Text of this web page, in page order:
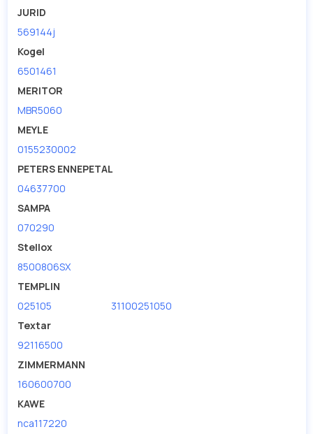
JURID
569144j
Kogel
6501461
MERITOR
MBR5060
MEYLE
0155230002
PETERS ENNEPETAL
04637700
SAMPA
070290
Stellox
8500806SX
TEMPLIN
025105
31100251050
Textar
92116500
ZIMMERMANN
160600700
KAWE
nca117220